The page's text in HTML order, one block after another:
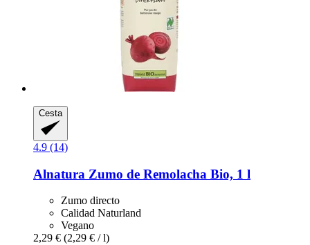
Cesta
4.9 (14)
Alnatura Zumo de Remolacha Bio, 1 l
Zumo directo
Calidad Naturland
Vegano
2,29 € (2,29 € / l)